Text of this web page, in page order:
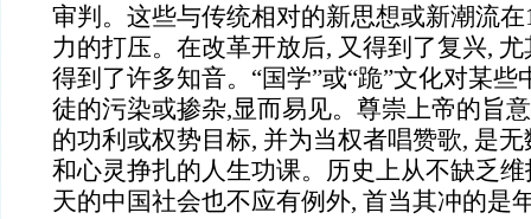
审判。这些与传统相对的新思想或新潮流在
力的打压。在改革开放后, 又得到了复兴,
得到了许多知音。“国学”或“跪”文化对某
徒的污染或掺杂,显而易见。尊崇上帝的旨
的功利或权势目标, 并为当权者唱赞歌, 是
和心灵挣扎的人生功课。历史上从不缺乏
天的中国社会也不应有例外, 首当其冲的是